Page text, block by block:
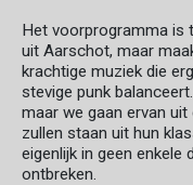
Het voorprogramma is
uit Aarschot, maar
krachtige muziek die
stevige punk
maar we gaan ervan
zullen staan uit hun
eigenlijk in geen
ontbreken.